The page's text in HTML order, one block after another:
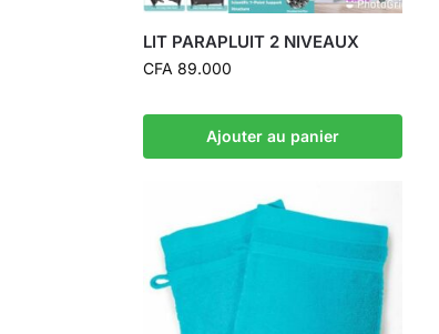
LIT PARAPLUIT 2 NIVEAUX
CFA 89.000
Ajouter au panier